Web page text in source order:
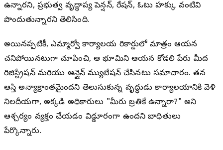
ఉన్నారని, ప్రభుత్వ వృద్ధాప్య పెన్షన్, రేషన్, ఓటు హక్కు వంటివి
పొందుతున్నారని తెలిసింది.
అయినప్పటికీ, ఎమ్మార్వో కార్యాలయ రికార్డుల్లో మాత్రం ఆయన
చనిపోయినట్లుగా చూపించి, ఆ భూమిని ఆయన కోడలి పేరు మీద
రిజిస్ట్రేషన్ మరియు ఆన్లైన్ మ్యుటేషన్ చేసినట్లు సమాచారం. తన
ఆస్తి అన్యాక్రాంతమైందని తెలుసుకున్న వృద్ధుడు కార్యాలయానికి వెళ్లి
నిలదీయగా, అక్కడి అధికారులు "మీరు బ్రతికే ఉన్నారా?" అని
ఆశ్చర్యం వ్యక్తం చేయడం విడ్డూరంగా ఉందని బాధితులు
పేర్కొన్నారు.